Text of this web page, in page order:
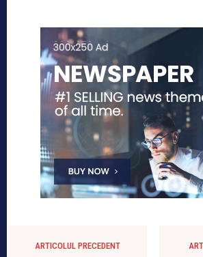
ARTICOLUL PRECEDENT